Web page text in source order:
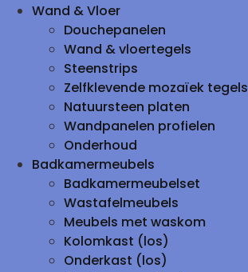
Wand & Vloer
Douchepanelen
Wand & vloertegels
Steenstrips
Zelfklevende mozaïek tegels
Natuursteen platen
Wandpanelen profielen
Onderhoud
Badkamermeubels
Badkamermeubelset
Wastafelmeubels
Meubels met waskom
Kolomkast (los)
Onderkast (los)